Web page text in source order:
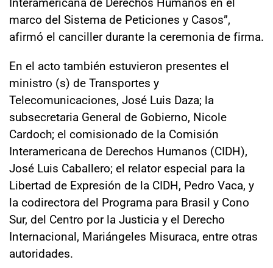
marco del Sistema de Peticiones y Casos”,
afirmó el canciller durante la ceremonia de firma.
En el acto también estuvieron presentes el
ministro (s) de Transportes y
Telecomunicaciones, José Luis Daza; la
subsecretaria General de Gobierno, Nicole
Cardoch; el comisionado de la Comisión
Interamericana de Derechos Humanos (CIDH),
José Luis Caballero; el relator especial para la
Libertad de Expresión de la CIDH, Pedro Vaca, y
la codirectora del Programa para Brasil y Cono
Sur, del Centro por la Justicia y el Derecho
Internacional, Mariángeles Misuraca, entre otras
autoridades.